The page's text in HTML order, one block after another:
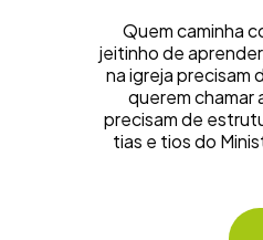
Quem caminha
jeitinho de
na igreja precisam
querem chamar
precisam de
tias e tios do